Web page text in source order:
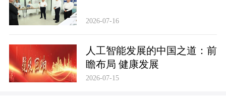
2026-07-16
人工智能发展的中国之道：前
瞻布局 健康发展
2026-07-15